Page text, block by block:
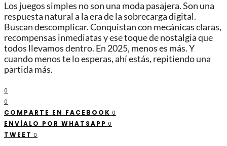
Los juegos simples no son una moda pasajera. Son una
respuesta natural a la era de la sobrecarga digital.
Buscan descomplicar. Conquistan con mecánicas claras,
recompensas inmediatas y ese toque de nostalgia que
todos llevamos dentro. En 2025, menos es más. Y
cuando menos te lo esperas, ahí estás, repitiendo una
partida más.
0
0
COMPARTE EN FACEBOOK 0
ENVÍALO POR WHATSAPP 0
TWEET 0